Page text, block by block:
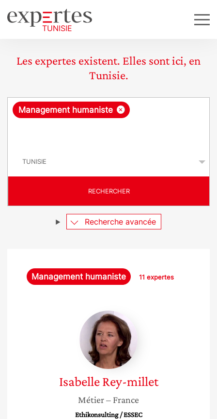
Les expertes existent. Elles sont ici, en
Tunisie.
R
ê
e
×
Management humaniste
RECHERCHER
Recherche avancée
Management humaniste 11 expertes
Isabelle
Rey-
millet
Isabelle Rey-millet
Métier– France
Ethikonsulting / ESSEC